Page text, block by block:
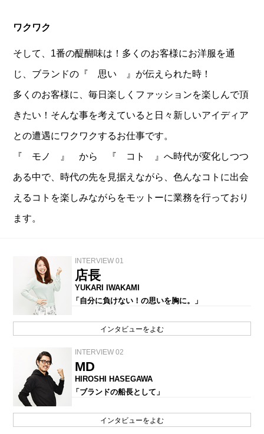
ワクワク
そして、1番の醍醐味は！多くのお客様にお洋服を通
じ、ブランドの『 思い 』が伝えられた時！
多くのお客様に、毎日楽しくファッションを楽しんで頂
きたい！そんな事を考えていると日々新しいアイディア
との遭遇にワクワクするお仕事です。
『 モノ 』 から 『 コト 』へ時代が変化しつつ
ある中で、時代の先を見据えながら、色んなコトに出会
えるコトを楽しみながらをモットーに業務を行っており
ます。
INTERVIEW 01
店長
YUKARI IWAKAMI
「自分に負けない！の思いを胸に。」
インタビューをよむ
INTERVIEW 02
MD
HIROSHI HASEGAWA
「ブランドの船長として」
インタビューをよむ